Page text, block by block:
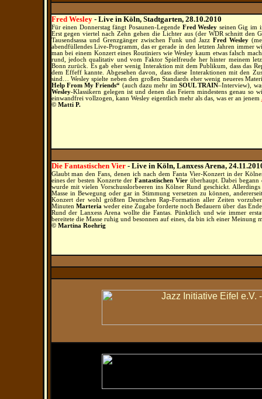
Fred Wesley- Live in Köln, Stadtgarten, 28.10.2010
Für einen Donnerstag fängt Posaunen-Legende Fred Wesley seinen Gig im
Erst gegen viertel nach Zehn gehen die Lichter aus (der WDR schnitt
Tausendsassa und Grenzgänger zwischen Funk und Jazz Fred Wesley
abendfüllendes Live-Programm, das er gerade in den letzten Jahren immer
man bei einem Konzert eines Routiniers wie Wesley kaum etwas falsch
rund, jedoch qualitativ und vom Faktor Spielfreude her hinter meinem
Bonn zurück. Es gab eher wenig Interaktion mit dem Publikum, dass das
dem Effeff kannte. Abgesehen davon, dass diese Interaktionen mit den
sind… Wesley spielte neben den großen Standards eher wenig neueres
Help From My Friends“ (auch dazu mehr im SOUL TRAIN–Interview),
Wesley-Klassikern gelegen ist und denen das Feiern mindestens genau so
einwandfrei vollzogen, kann Wesley eigentlich mehr als das, was er an jenem
© Matti P.
Die Fantastischen Vier - Live in Köln, Lanxess Arena,
Glaubt man den Fans, denen ich nach dem Fanta Vier-Konzert in der
eines der besten Konzerte derFantastischen Vierüberhaupt. Dabei begann
wurde mit vielen Vorschusslorbeeren ins Kölner Rund geschickt.
Masse in Bewegung oder gar in Stimmung versetzen zu können,
Konzert der wohl größten Deutschen Rap-Formation aller Zeiten
Minuten Marteria weder eine Zugabe forderte noch Bedauern über das
Rund der Lanxess Arena wollte die Fantas. Pünktlich und wie immer
bereitete die Masse ruhig und besonnen auf eines, da bin ich einer Meinung
© Martina Roehrig